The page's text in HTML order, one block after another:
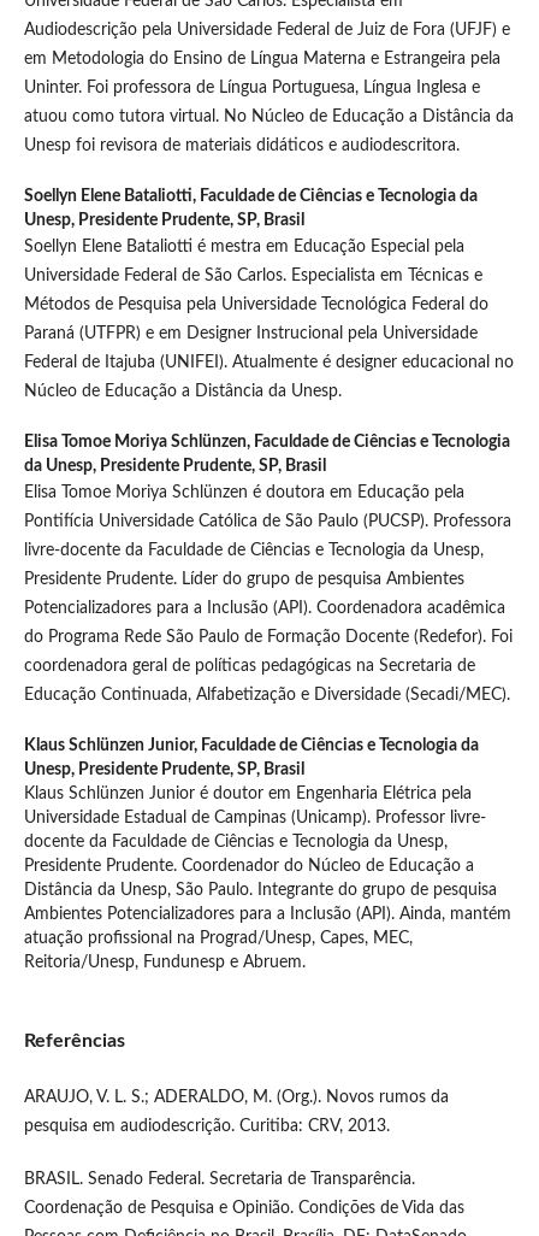
Audiodescrição pela Universidade Federal de Juiz de Fora (UFJF) e
em Metodologia do Ensino de Língua Materna e Estrangeira pela
Uninter. Foi professora de Língua Portuguesa, Língua Inglesa e
atuou como tutora virtual. No Núcleo de Educação a Distância da
Unesp foi revisora de materiais didáticos e audiodescritora.
Soellyn Elene Bataliotti, Faculdade de Ciências e Tecnologia da
Unesp, Presidente Prudente, SP, Brasil
Soellyn Elene Bataliotti é mestra em Educação Especial pela
Universidade Federal de São Carlos. Especialista em Técnicas e
Métodos de Pesquisa pela Universidade Tecnológica Federal do
Paraná (UTFPR) e em Designer Instrucional pela Universidade
Federal de Itajuba (UNIFEI). Atualmente é designer educacional no
Núcleo de Educação a Distância da Unesp.
Elisa Tomoe Moriya Schlünzen, Faculdade de Ciências e Tecnologia
da Unesp, Presidente Prudente, SP, Brasil
Elisa Tomoe Moriya Schlünzen é doutora em Educação pela
Pontifícia Universidade Católica de São Paulo (PUCSP). Professora
livre-docente da Faculdade de Ciências e Tecnologia da Unesp,
Presidente Prudente. Líder do grupo de pesquisa Ambientes
Potencializadores para a Inclusão (API). Coordenadora acadêmica
do Programa Rede São Paulo de Formação Docente (Redefor). Foi
coordenadora geral de políticas pedagógicas na Secretaria de
Educação Continuada, Alfabetização e Diversidade (Secadi/MEC).
Klaus Schlünzen Junior, Faculdade de Ciências e Tecnologia da
Unesp, Presidente Prudente, SP, Brasil
Klaus Schlünzen Junior é doutor em Engenharia Elétrica pela
Universidade Estadual de Campinas (Unicamp). Professor livre-
docente da Faculdade de Ciências e Tecnologia da Unesp,
Presidente Prudente. Coordenador do Núcleo de Educação a
Distância da Unesp, São Paulo. Integrante do grupo de pesquisa
Ambientes Potencializadores para a Inclusão (API). Ainda, mantém
atuação profissional na Prograd/Unesp, Capes, MEC,
Reitoria/Unesp, Fundunesp e Abruem.
Referências
ARAUJO, V. L. S.; ADERALDO, M. (Org.). Novos rumos da
pesquisa em audiodescrição. Curitiba: CRV, 2013.
BRASIL. Senado Federal. Secretaria de Transparência.
Coordenação de Pesquisa e Opinião. Condições de Vida das